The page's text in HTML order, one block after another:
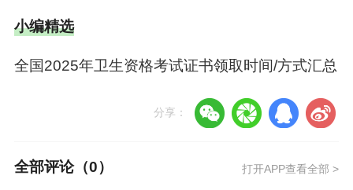
小编精选
全国2025年卫生资格考试证书领取时间/方式汇总
分享：
全部评论（0） 打开APP查看全部 >